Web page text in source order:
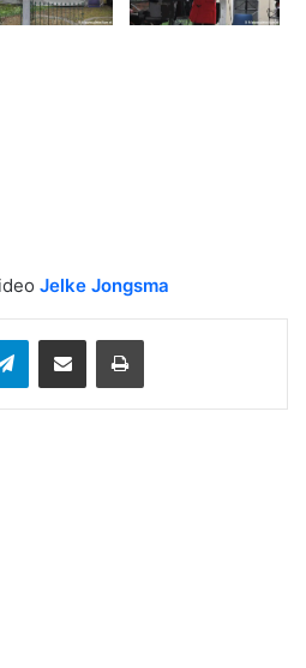
Jelke Jongsma
TelegramDelen via Email Print